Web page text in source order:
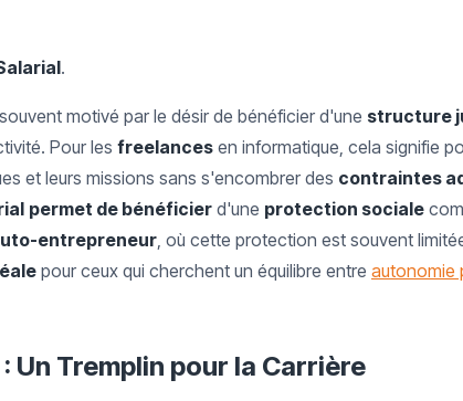
.
motivé par le désir de bénéficier d'une structure
Pour les freelances en informatique, cela signifie
et leurs missions sans s'encombrer des contraintes
permet de bénéficier d'une protection sociale
entrepreneur, où cette protection est souvent
pour ceux qui cherchent un équilibre entre autonomie
Un Tremplin pour la Carrière